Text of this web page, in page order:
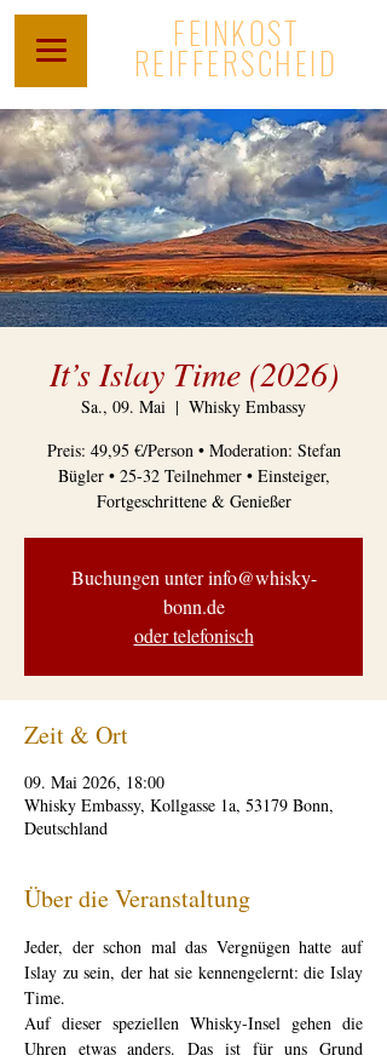
FEINKOST
REIFFERSCHEID
It’s Islay Time (2026)
Sa., 09. Mai
  |
Whisky Embassy
Preis: 49,95 €/Person • Moderation: Stefan
Bügler • 25-32 Teilnehmer • Einsteiger,
Fortgeschrittene & Genießer
Buchungen unter info@whisky-
bonn.de
oder telefonisch
Zeit & Ort
09. Mai 2026, 18:00
Whisky Embassy, Kollgasse 1a, 53179 Bonn,
Deutschland
Über die Veranstaltung
Jeder, der schon mal das Vergnügen hatte auf
Islay zu sein, der hat sie kennengelernt: die Islay
Time.
Auf dieser speziellen Whisky-Insel gehen die
Uhren etwas anders. Das ist für uns Grund